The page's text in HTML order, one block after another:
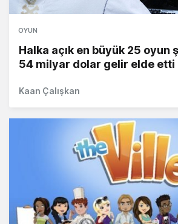
OYUN
Halka açık en büyük 25 oyun
54 milyar dolar gelir elde etti
Kaan Çalışkan